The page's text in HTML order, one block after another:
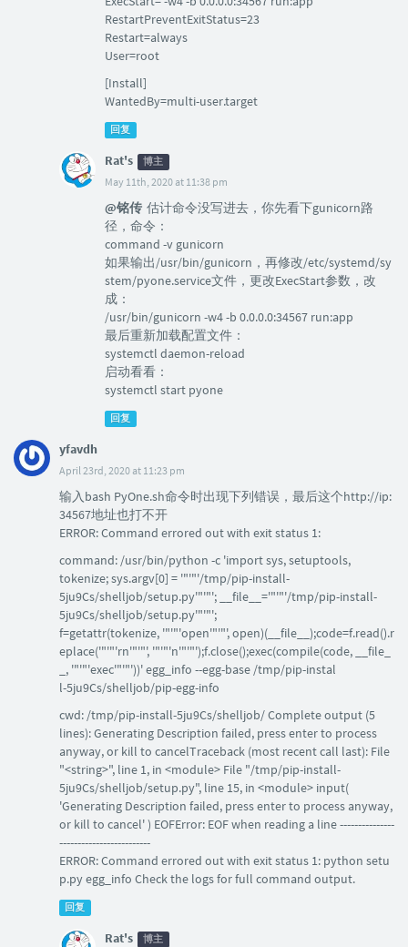
RestartPreventExitStatus=23
Restart=always
User=root
[Install]
WantedBy=multi-user.target
回复
Rat's 博主
May 11th, 2020 at 11:38 pm
@铭传 估计命令没写进去，你先看下gunicorn路
径，命令：
command -v gunicorn
如果输出/usr/bin/gunicorn，再修改/etc/systemd/sy
stem/pyone.service文件，更改ExecStart参数，改
成：
/usr/bin/gunicorn -w4 -b 0.0.0.0:34567 run:app
最后重新加载配置文件：
systemctl daemon-reload
启动看看：
systemctl start pyone
回复
yfavdh
April 23rd, 2020 at 11:23 pm
输入bash PyOne.sh命令时出现下列错误，最后这个http://ip:
34567地址也打不开
ERROR: Command errored out with exit status 1:
command: /usr/bin/python -c 'import sys, setuptools,
tokenize; sys.argv[0] = '"'"'/tmp/pip-install-
5ju9Cs/shelljob/setup.py'"'"'; __file__='"'"'/tmp/pip-install-
5ju9Cs/shelljob/setup.py'"'"';
f=getattr(tokenize, '"'"'open'"'"', open)(__file__);code=f.read().r
eplace('"'"'rn'"'"', '"'"'n'"'"');f.close();exec(compile(code, __file_
_, '"'"'exec'"'"'))' egg_info --egg-base /tmp/pip-instal
l-5ju9Cs/shelljob/pip-egg-info
cwd: /tmp/pip-install-5ju9Cs/shelljob/ Complete output (5
lines): Generating Description failed, press enter to process
anyway, or kill to cancelTraceback (most recent call last): File
"<string>", line 1, in <module> File "/tmp/pip-install-
5ju9Cs/shelljob/setup.py", line 15, in <module> input(
'Generating Description failed, press enter to process anyway,
or kill to cancel' ) EOFError: EOF when reading a line ---------------
-------------------------
ERROR: Command errored out with exit status 1: python setu
p.py egg_info Check the logs for full command output.
回复
Rat's 博主